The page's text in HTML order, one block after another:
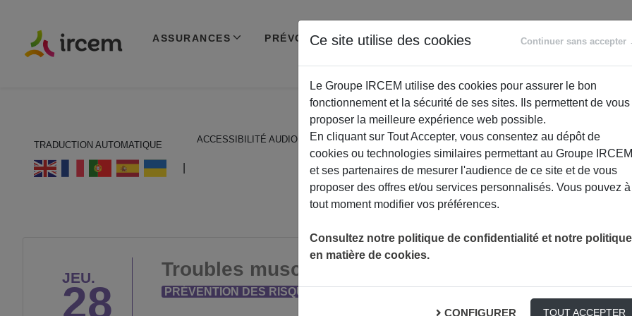
ASSURANCES PRÉVOYANCE RETRAITE
ACCOMPAGNEMENT
TRADUCTION AUTOMATIQUE
ACCESSIBILITÉ AUDIO
JEU.
28
Troubles musculo-squelettiques
PRÉVENTION DES RISQUES PROFESSIONNELS
Ce site utilise des cookies Continuer sans accepter
Le Groupe IRCEM utilise des cookies pour assurer le bon
fonctionnement et la sécurité de ses sites. Ils permettent de vous
proposer la meilleure expérience web possible.
En cliquant sur Tout Accepter, vous consentez au dépôt de
cookies ou technologies similaires permettant au Groupe IRCEM
et ses partenaires de mesurer l'audience de ce site et de vous
proposer des offres et/ou services personnalisés. Vous pouvez à
tout moment modifier vos préférences.
Consultez notre politique de confidentialité et notre politique
en matière de cookies.
CONFIGURER TOUT ACCEPTER